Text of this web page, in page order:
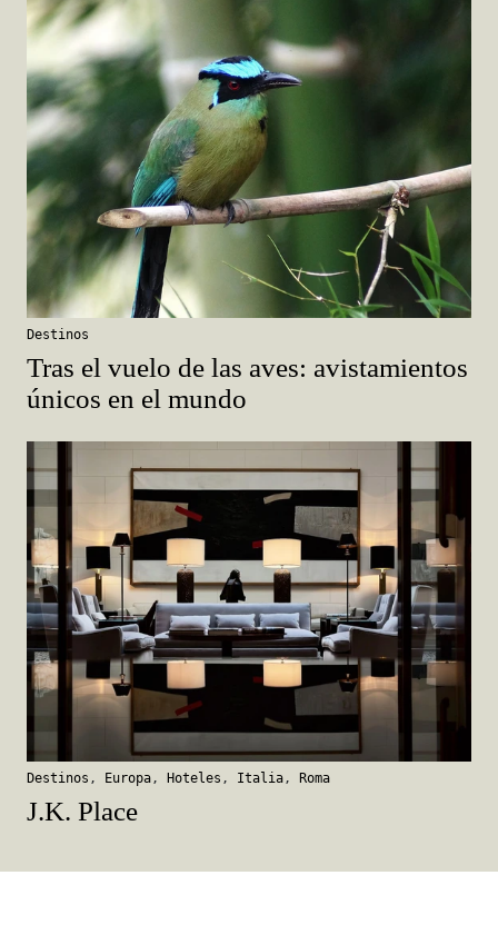
Destinos
Tras el vuelo de las aves: avistamientos
únicos en el mundo
Destinos , Europa, Hoteles , Italia, Roma
J.K. Place